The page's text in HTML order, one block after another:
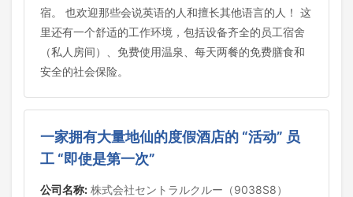
宿。 也欢迎那些会说英语的人和擅长其他语言的人！ 这
里还有一个舒适的工作环境，包括设备齐全的员工宿舍
（私人房间）、免费使用温泉、每天两餐的免费膳食和
安全的社会保险。
一家拥有大量地仙的度假酒店的 “活动” 员
工 “即使是第一次”
公司名称: 株式会社セントラルクルー（9038S8）